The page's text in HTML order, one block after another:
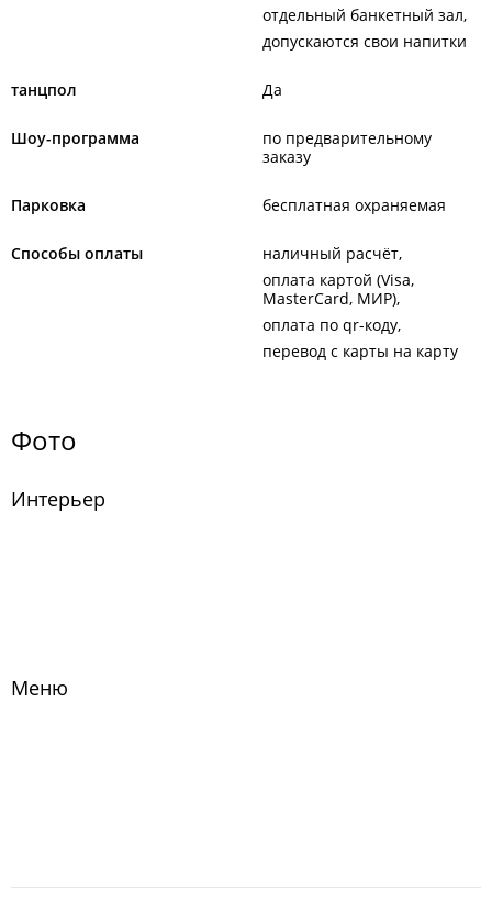
отдельный банкетный зал
допускаются свои напитки
танцпол Да
Шоу-программа
по предварительному
заказу
Парковка бесплатная охраняемая
Способы оплаты
наличный расчёт
оплата картой (Visa,
MasterCard, МИР)
оплата по qr-коду
перевод с карты на карту
Фото
Интерьер
Меню